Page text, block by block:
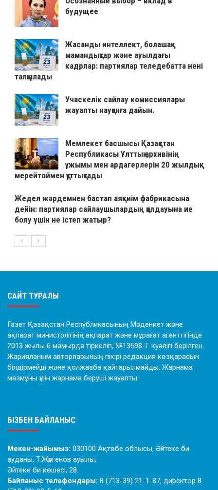
будущее
Жасанды интеллект, болашақ
мамандықтар және ауылдағы
кадрлар: партиялар теледебатта нені
талқылады
Учаскелік сайлау комиссиялары
жауапты науқанға дайын.
Мемлекет басшысы Қазақстан
Республикасы Ұлттық архивінің
ұжымы мен ардагерлерін 20 жылдық
мерейтоймен құттықтады
Жедел жәрдемнен бастап аяқкиім фабрикасына
дейін: партиялар сайлаушылардың қолдауына ие
болу үшін не істеп жатыр?
САЙТ ТУРАЛЫ
Газет Қазақстан Республикасының Мәдениет және
ақпарат министрлігінің ақпарат және мұрағат агенттігінде
2013 жылы 6 мамырда тіркеліп, №13598-Г куәлігі берілген.
Жарияланым авторларының пікірі редакция көзқарасын
білдірмейді және қолжазба қайтарылмайды. Жарнама
мазмұны үшін жарнама беруші жауапты.
БІЗБЕН БАЙЛАНЫС
Мекен-жайымыз: 030100 Ақтөбе облысы, Әйтеке би
ауданы, Т.Жүргенов ауылы,
Әйтеке би көшесі, 28.
Байланыс телефондары: 8 (713-39) 21-1-87, директор 8